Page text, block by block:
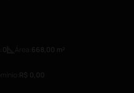
0 668,00 m²
R$ 0,00